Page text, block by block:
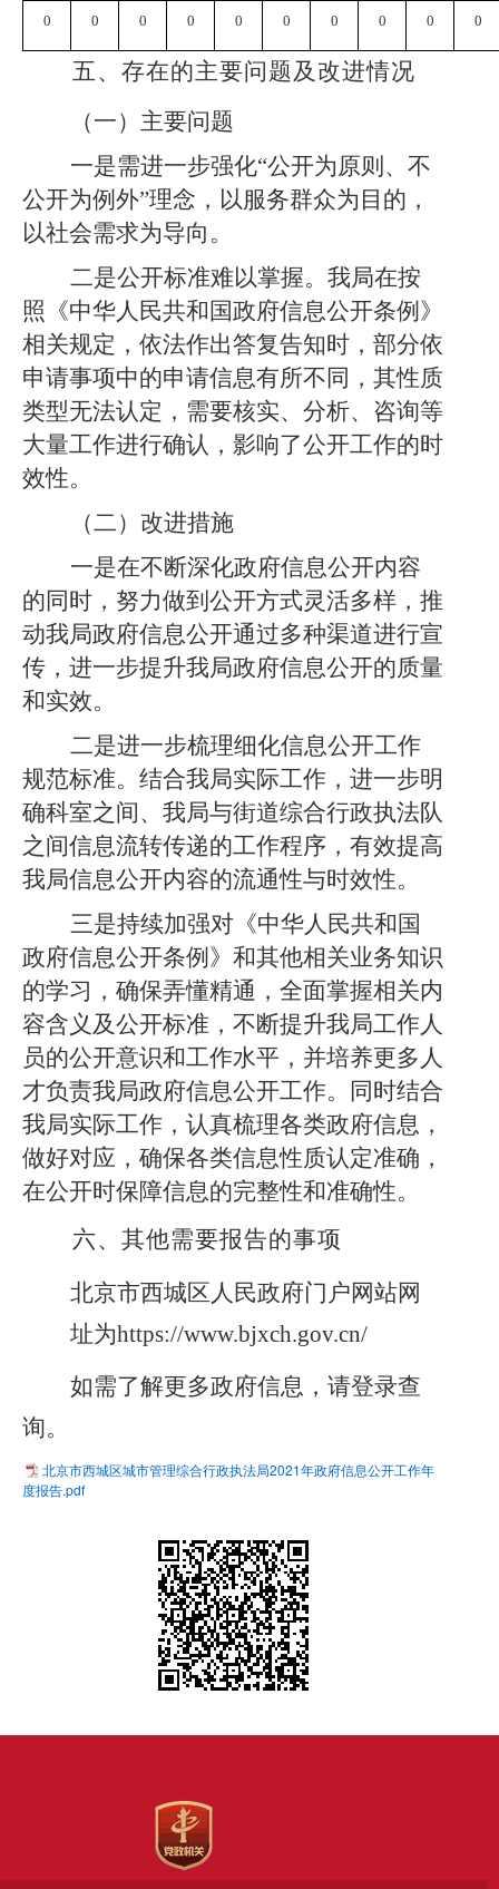
0 0 0 0 0 0 0 0 0 0
五、存在的主要问题及改进情况
（一）主要问题
一是需进一步强化“公开为原则、不
公开为例外”理念，以服务群众为目的，
以社会需求为导向。
二是公开标准难以掌握。我局在按
照《中华人民共和国政府信息公开条例》
相关规定，依法作出答复告知时，部分依
申请事项中的申请信息有所不同，其性质
类型无法认定，需要核实、分析、咨询等
大量工作进行确认，影响了公开工作的时
效性。
（二）改进措施
一是在不断深化政府信息公开内容
的同时，努力做到公开方式灵活多样，推
动我局政府信息公开通过多种渠道进行宣
传，进一步提升我局政府信息公开的质量
和实效。
二是进一步梳理细化信息公开工作
规范标准。结合我局实际工作，进一步明
确科室之间、我局与街道综合行政执法队
之间信息流转传递的工作程序，有效提高
我局信息公开内容的流通性与时效性。
三是持续加强对《中华人民共和国
政府信息公开条例》和其他相关业务知识
的学习，确保弄懂精通，全面掌握相关内
容含义及公开标准，不断提升我局工作人
员的公开意识和工作水平，并培养更多人
才负责我局政府信息公开工作。同时结合
我局实际工作，认真梳理各类政府信息，
做好对应，确保各类信息性质认定准确，
在公开时保障信息的完整性和准确性。
六、其他需要报告的事项
北京市西城区人民政府门户网站网
址为https://www.bjxch.gov.cn/
如需了解更多政府信息，请登录查
询。
北京市西城区城市管理综合行政执法局2021年政府信息公开工作年
度报告.pdf